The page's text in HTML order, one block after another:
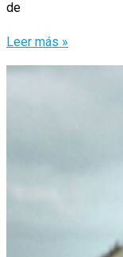
de
El
último
Leer más »